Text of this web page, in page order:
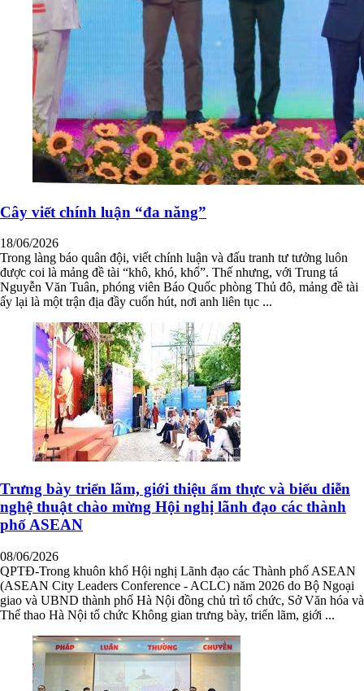
Cây viết chính luận “đa năng”
18/06/2026
Trong làng báo quân đội, viết chính luận và đấu tranh tư tưởng luôn
được coi là mảng đề tài “khô, khó, khổ”. Thế nhưng, với Trung tá
Nguyễn Văn Tuân, phóng viên Báo Quốc phòng Thủ đô, mảng đề tài
ấy lại là một trận địa đầy cuốn hút, nơi anh liên tục ...
Trưng bày triển lãm, giới thiệu ẩm thực và biểu diễn
nghệ thuật chào mừng Hội nghị lãnh đạo các thành
phố ASEAN
08/06/2026
QPTĐ-Trong khuôn khổ Hội nghị Lãnh đạo các Thành phố ASEAN
(ASEAN City Leaders Conference - ACLC) năm 2026 do Bộ Ngoại
giao và UBND thành phố Hà Nội đồng chủ trì tổ chức, Sở Văn hóa và
Thể thao Hà Nội tổ chức Không gian trưng bày, triển lãm, giới ...